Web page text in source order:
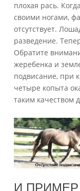
плохая рась.
своими ногами,
отсутствует.
разведение.
Обратите
жеребенка и
подвисание, при
четыре копыта
таким качеством
И